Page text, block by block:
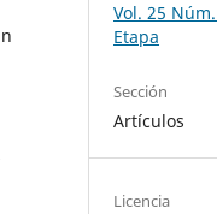
Vol. 25
Etapa
Sección
Artículos
Licencia